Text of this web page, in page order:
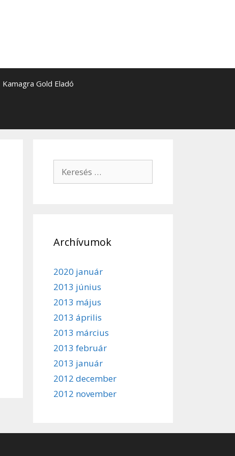
Kamagra Gold Eladó
Archívumok
2020 január
2013 június
2013 május
2013 április
2013 március
2013 február
2013 január
2012 december
2012 november